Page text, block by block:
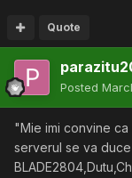
Quote
Posted
"Mie imi convine
serverul se va